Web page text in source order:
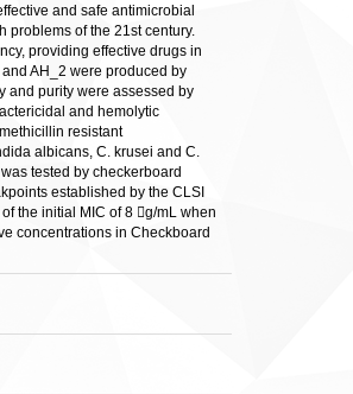
and safe antimicrobial
problems of the 21st century.
providing effective drugs in
AH_2 were produced by
and purity were assessed by
and hemolytic
resistant
albicans, C. krusei and C.
tested by checkerboard
established by the CLSI
the initial MIC of 8 g/mL when
concentrations in Checkboard